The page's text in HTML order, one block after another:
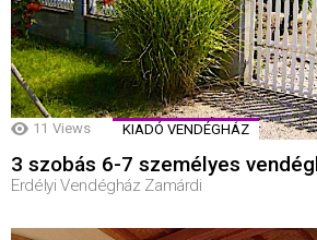
11 Views KIADÓ VENDÉGHÁZ
3 szobás 6-7 személyes
Erdélyi Vendégház Zamárdi